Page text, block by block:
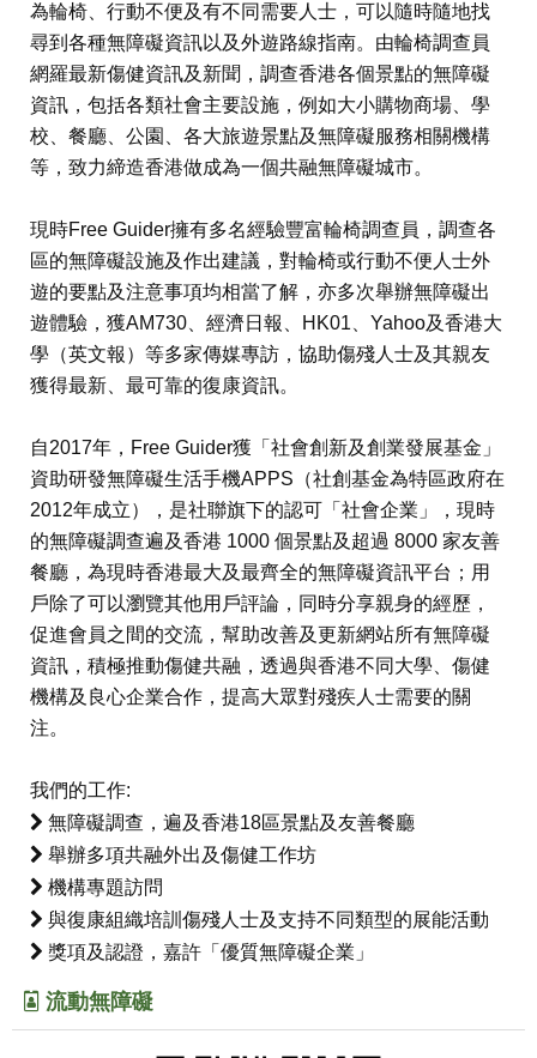
為輪椅、行動不便及有不同需要人士，可以隨時隨地找
尋到各種無障礙資訊以及外遊路線指南。由輪椅調查員
網羅最新傷健資訊及新聞，調查香港各個景點的無障礙
資訊，包括各類社會主要設施，例如大小購物商場、學
校、餐廳、公園、各大旅遊景點及無障礙服務相關機構
等，致力締造香港做成為一個共融無障礙城市。
現時Free Guider擁有多名經驗豐富輪椅調查員，調查各
區的無障礙設施及作出建議，對輪椅或行動不便人士外
遊的要點及注意事項均相當了解，亦多次舉辦無障礙出
遊體驗，獲AM730、經濟日報、HK01、Yahoo及香港大
學（英文報）等多家傳媒專訪，協助傷殘人士及其親友
獲得最新、最可靠的復康資訊。
自2017年，Free Guider獲「社會創新及創業發展基金」
資助研發無障礙生活手機APPS（社創基金為特區政府在
2012年成立），是社聯旗下的認可「社會企業」，現時
的無障礙調查遍及香港 1000 個景點及超過 8000 家友善
餐廳，為現時香港最大及最齊全的無障礙資訊平台；用
戶除了可以瀏覽其他用戶評論，同時分享親身的經歷，
促進會員之間的交流，幫助改善及更新網站所有無障礙
資訊，積極推動傷健共融，透過與香港不同大學、傷健
機構及良心企業合作，提高大眾對殘疾人士需要的關
注。
我們的工作:
無障礙調查，遍及香港18區景點及友善餐廳
舉辦多項共融外出及傷健工作坊
機構專題訪問
與復康組織培訓傷殘人士及支持不同類型的展能活動
獎項及認證，嘉許「優質無障礙企業」
流動無障礙